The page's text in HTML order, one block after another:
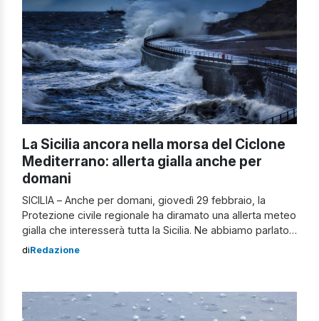
La Sicilia ancora nella morsa del Ciclone
Mediterrano: allerta gialla anche per
domani
SICILIA – Anche per domani, giovedì 29 febbraio, la
Protezione civile regionale ha diramato una allerta meteo
gialla che interesserà tutta la Sicilia. Ne abbiamo parlato
anche con l’esperto del Cms (Centro meteorologico
Sicilia per domani Secondo gli esperti […]
diRedazione